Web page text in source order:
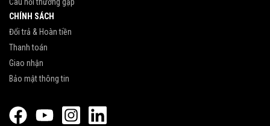
CHÍNH SÁCH
Đổi trả & Hoàn tiền
Thanh toán
Giao nhận
Bảo mật thông tin